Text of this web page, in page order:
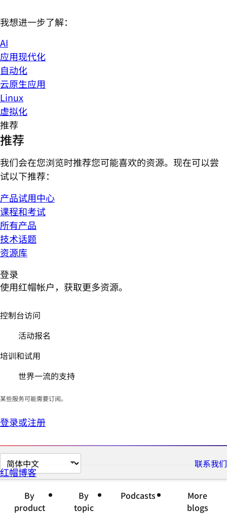
我想进一步了解：
AI
应用现代化
自动化
云原生应用
Linux
虚拟化
推荐
推荐
我们会在您浏览时推荐您可能喜欢的资源。现在可以尝
试以下推荐：
产品试用中心
课程和考试
所有产品
技术话题
资源库
登录
使用红帽帐户，获取更多资源。
控制台访问
活动报名
培训和试用
世界一流的支持
某些服务可能需要订阅。
登录或注册
切
换
联系我们
红帽博客
By
product
By
topic
Podcasts
More
blogs